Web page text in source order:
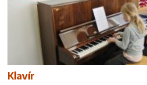
Klavír